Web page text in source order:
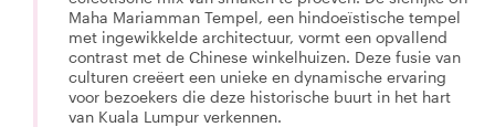
Maha Mariamman Tempel, een hindoeïstische tempel
met ingewikkelde architectuur, vormt een opvallend
contrast met de Chinese winkelhuizen. Deze fusie van
culturen creëert een unieke en dynamische ervaring
voor bezoekers die deze historische buurt in het hart
van Kuala Lumpur verkennen.